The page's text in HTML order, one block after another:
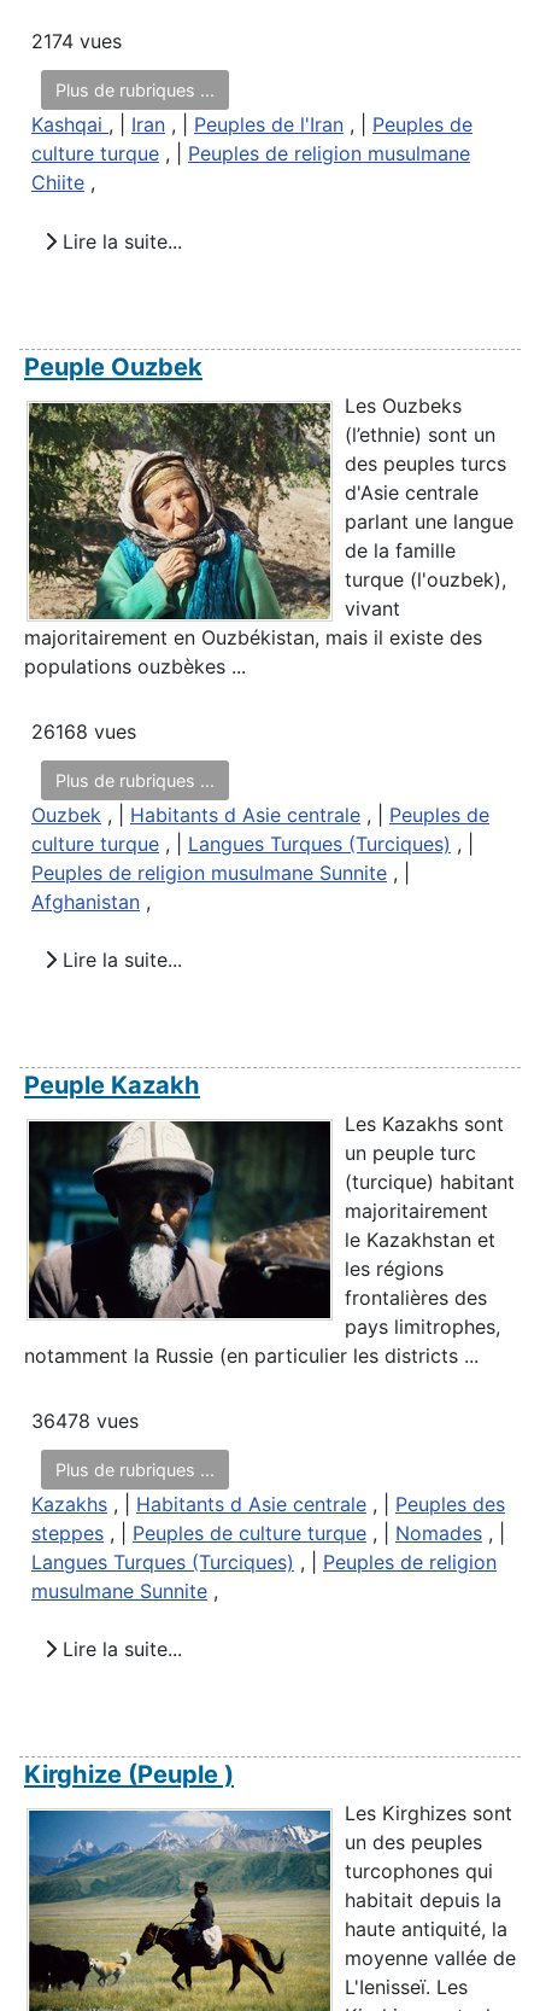
2174 vues
Plus de rubriques ...
Kashqai , | Iran , | Peuples de l'Iran , | Peuples de
culture turque , | Peuples de religion musulmane
Chiite ,
Lire la suite...
Peuple Ouzbek
Les Ouzbeks
(l’ethnie) sont un
des peuples turcs
d'Asie centrale
parlant une langue
de la famille
turque (l'ouzbek),
vivant
majoritairement en Ouzbékistan, mais il existe des
populations ouzbèkes ...
26168 vues
Plus de rubriques ...
Ouzbek , | Habitants d Asie centrale , | Peuples de
culture turque , | Langues Turques (Turciques) , |
Peuples de religion musulmane Sunnite , |
Afghanistan ,
Lire la suite...
Peuple Kazakh
Les Kazakhs sont
un peuple turc
(turcique) habitant
majoritairement
le Kazakhstan et
les régions
frontalières des
pays limitrophes,
notamment la Russie (en particulier les districts ...
36478 vues
Plus de rubriques ...
Kazakhs , | Habitants d Asie centrale , | Peuples des
steppes , | Peuples de culture turque , | Nomades , |
Langues Turques (Turciques) , | Peuples de religion
musulmane Sunnite ,
Lire la suite...
Kirghize (Peuple )
Les Kirghizes sont
un des peuples
turcophones qui
habitait depuis la
haute antiquité, la
moyenne vallée de
L'Ienisseï. Les